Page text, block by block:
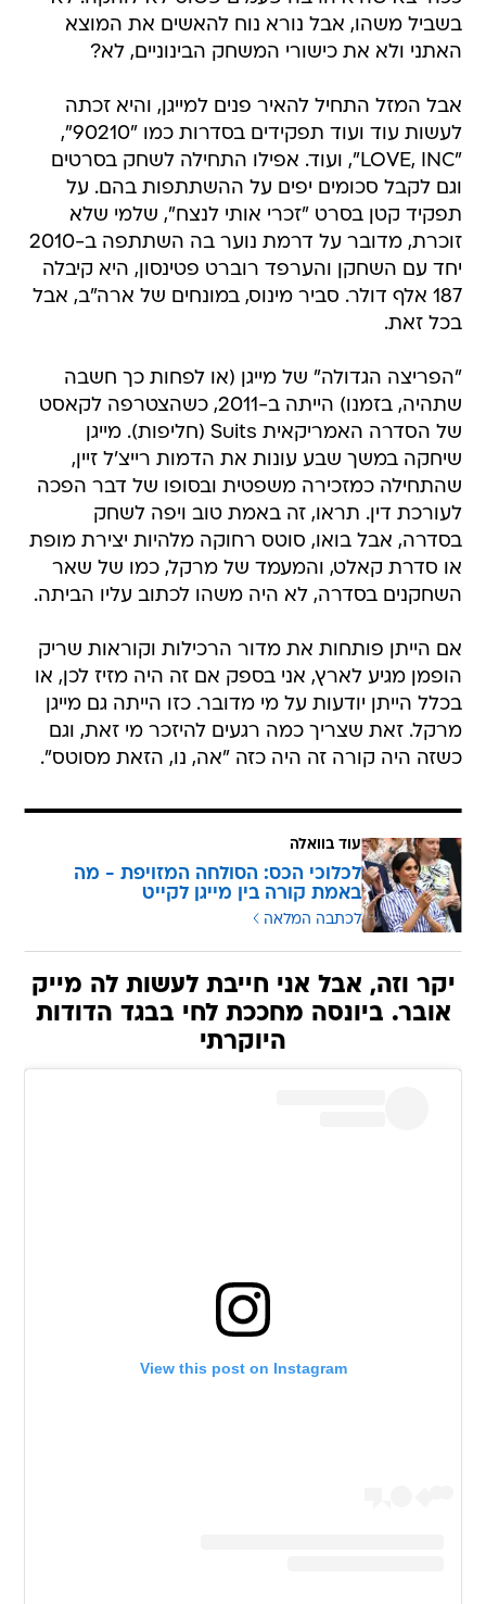
בשביל משהו, אבל נורא נוח להאשים את המוצא
האתני ולא את כישורי המשחק הבינוניים, לא?
אבל המזל התחיל להאיר פנים למייגן, והיא זכתה
לעשות עוד ועוד תפקידים בסדרות כמו "90210",
"LOVE, INC", ועוד. אפילו התחילה לשחק בסרטים
וגם לקבל סכומים יפים על ההשתתפות בהם. על
תפקיד קטן בסרט "זכרי אותי לנצח", שלמי שלא
זוכרת, מדובר על דרמת נוער בה השתתפה ב-2010
יחד עם השחקן והערפד רוברט פטינסון, היא קיבלה
187 אלף דולר. סביר מינוס, במונחים של ארה"ב, אבל
בכל זאת.
"הפריצה הגדולה" של מייגן (או לפחות כך חשבה
שתהיה, בזמנו) הייתה ב-2011, כשהצטרפה לקאסט
של הסדרה האמריקאית Suits (חליפות). מייגן
שיחקה במשך שבע עונות את הדמות רייצ'ל זיין,
שהתחילה כמזכירה משפטית ובסופו של דבר הפכה
לעורכת דין. תראו, זה באמת טוב ויפה לשחק
בסדרה, אבל בואו, סוטס רחוקה מלהיות יצירת מופת
או סדרת קאלט, והמעמד של מרקל, כמו של שאר
השחקנים בסדרה, לא היה משהו לכתוב עליו הביתה.
אם הייתן פותחות את מדור הרכילות וקוראות שריק
הופמן מגיע לארץ, אני בספק אם זה היה מזיז לכן, או
בכלל הייתן יודעות על מי מדובר. כזו הייתה גם מייגן
מרקל. זאת שצריך כמה רגעים להיזכר מי זאת, וגם
כשזה היה קורה זה היה כזה "אה, נו, הזאת מסוטס".
עוד בוואלה
לכלוכי הכס: הסולחה המזויפת - מה
באמת קורה בין מייגן לקייט
לכתבה המלאה
יקר וזה, אבל אני חייבת לעשות לה מייק
אובר. ביונסה מחככת לחי בבגד הדודות
היוקרתי
View this post on Instagram